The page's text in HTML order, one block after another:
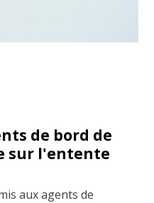
de bord de
sur l'entente
aux agents de